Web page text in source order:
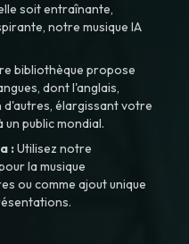
soit entraînante,
notre musique IA
bibliothèque propose
dont l'anglais,
d'autres, élargissant votre
public mondial.
:Utilisez notre
la musique
ou comme ajout unique